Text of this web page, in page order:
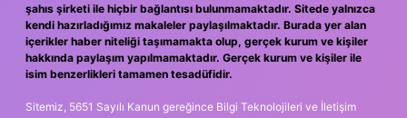
şahıs şirketi ile hiçbir bağlantısı bulunmamaktadır. Sitede yalnızca
kendi hazırladığımız makaleler paylaşılmaktadır. Burada yer alan
içerikler haber niteliği taşımamakta olup, gerçek kurum ve kişiler
hakkında paylaşım yapılmamaktadır. Gerçek kurum ve kişiler ile
isim benzerlikleri tamamen tesadüfidir.
Sitemiz, 5651 Sayılı Kanun gereğince Bilgi Teknolojileri ve İletişim